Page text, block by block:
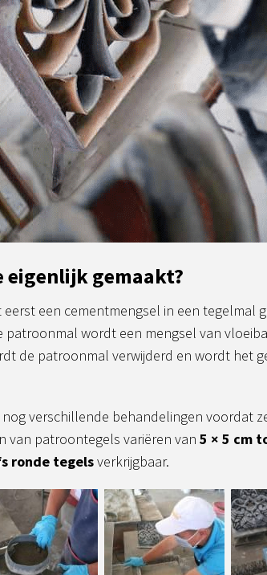
eigenlijk gemaakt?
een cementmengsel in een
wordt een mengsel van
de patroonmal verwijderd en wordt het
verschillende behandelingen voordat
van patroontegels variëren van 5 × 5 cm
ronde tegelsverkrijgbaar.